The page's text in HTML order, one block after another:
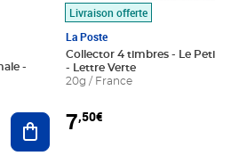
Ajouter au panier
Livraison offerte
La Poste
Collector 4 timbres - Le Petit
- Lettre Verte
20g / France
7,50€